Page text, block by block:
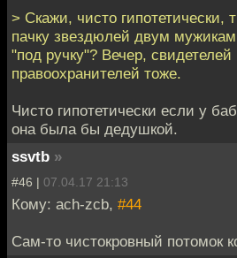
> Скажи, чисто гипотетически,
пачку звездюлей двум
"под ручку"? Вечер, свидетелей
правоохранителей тоже.
Чисто гипотетически если у
она была бы дедушкой.
ssvtb »
#46 | 07.04.17 21:13
Кому: ach-zcb, #44
Сам-то чистокровный потомок